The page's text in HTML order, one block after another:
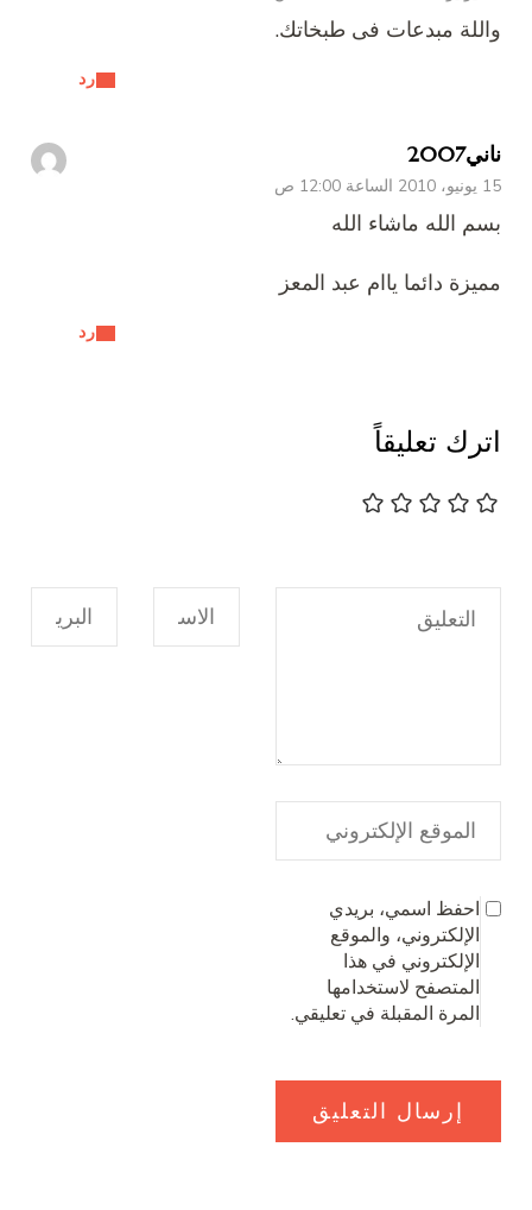
رد
واللة مبدعات فى طبخاتك.
ناني2007
15 يونيو، 2010 الساعة 12:00 ص
رد
بسم الله ماشاء الله
مميزة دائما ياام عبد المعز
اترك تعليقاً
احفظ اسمي، بريدي
الإلكتروني، والموقع
الإلكتروني في هذا
المتصفح لاستخدامها
المرة المقبلة في تعليقي.